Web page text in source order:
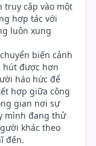
truy cập vào một
hợp tác với
luôn xung
biến cảnh
hút được hơn
háo hức để
hợp giữa công
gian nơi sự
mình đang thử
khác theo
đến.